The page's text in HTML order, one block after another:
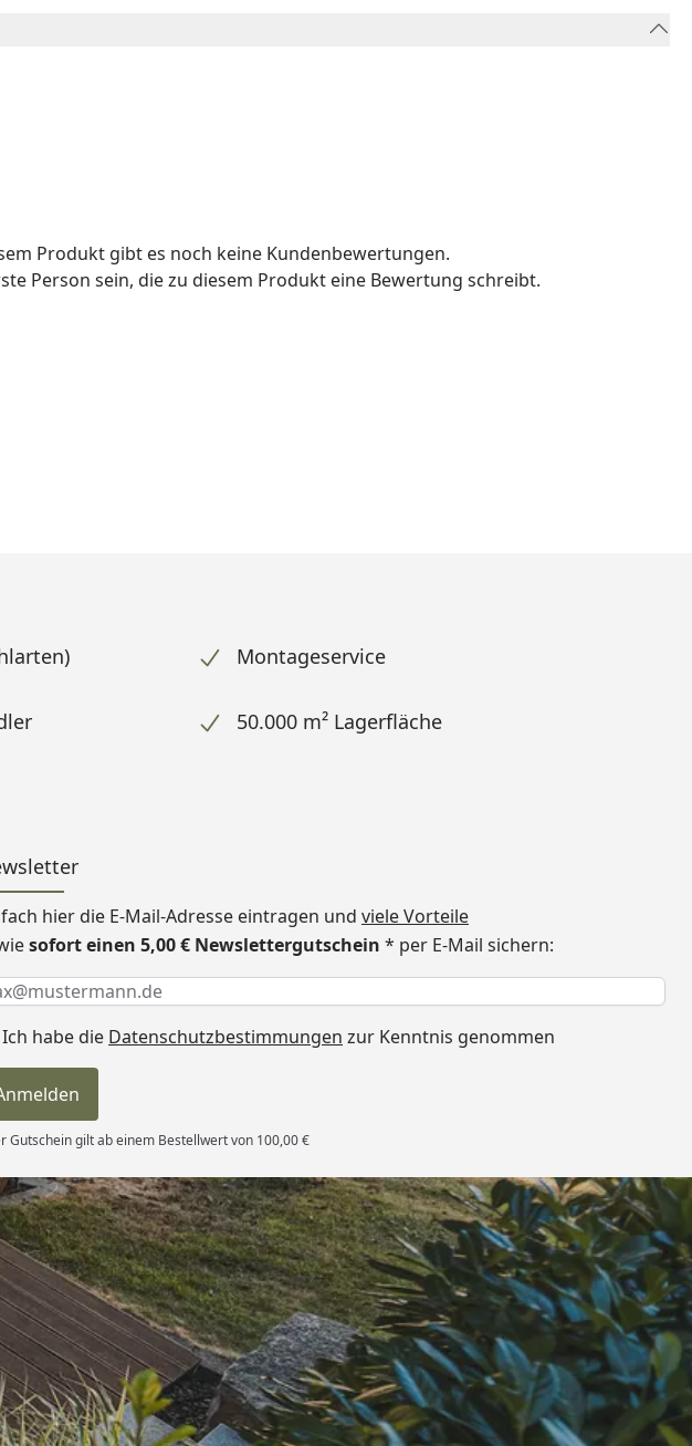
Produkt gibt es noch keine Kundenbewertungen.
Person sein, die zu diesem Produkt eine Bewertung schreibt.
Montageservice
50.000 m² Lagerfläche
hier die E-Mail-Adresse eintragen und viele Vorteile
sofort einen 5,00 € Newslettergutschein * per E-Mail sichern:
Eingabe erforderlich
erforderlich
*
Ich habe die Datenschutzbestimmungen zur Kenntnis genommen
Gutschein gilt ab einem Bestellwert von 100,00 €